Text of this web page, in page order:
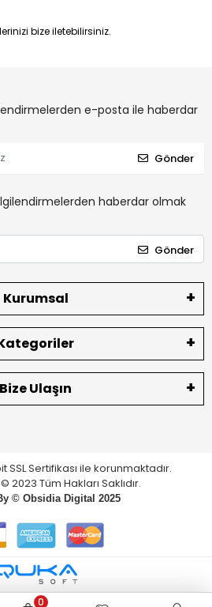
bize iletebilirsiniz.
e-posta ile haberdar
Gönder
haberdar olmak
Gönder
Kurumsal
Bize Ulaşın
SSL Sertifikası ile korunmaktadır.
2023 Tüm Hakları Saklıdır.
© Obsidia Digital 2025
0